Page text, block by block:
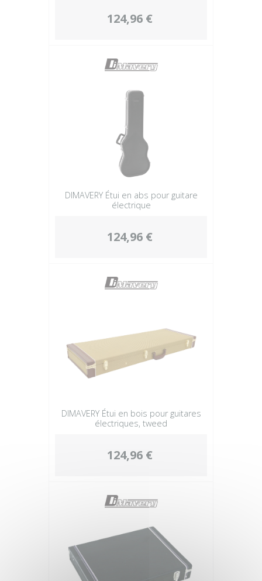
124,96 €
DIMAVERY Étui en abs pour guitare
électrique
124,96 €
DIMAVERY Étui en bois pour guitares
électriques, tweed
124,96 €